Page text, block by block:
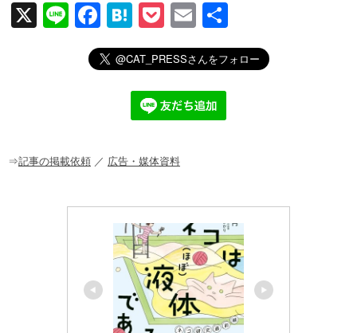
X
Li
F
a
c
o
H
at
e
n
a
P
o
ck
et
E
m
ail
有
⇒記事の掲載依頼 ／ 広告・媒体資料